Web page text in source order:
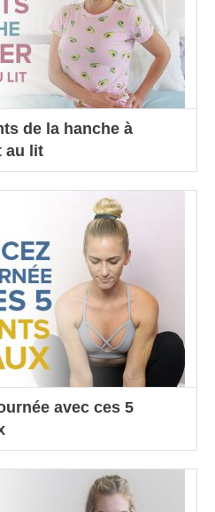
de la hanche à
au lit
avec ces 5